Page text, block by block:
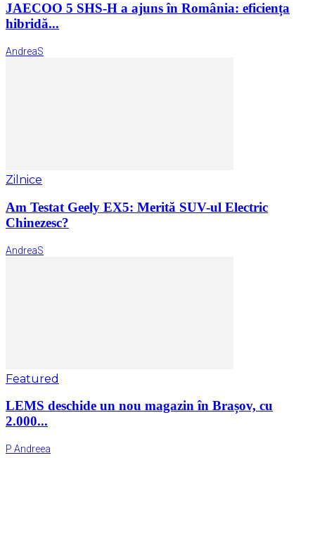
JAECOO 5 SHS-H a ajuns în România: eficiența
hibridă...
AndreaS
Zilnice
Am Testat Geely EX5: Merită SUV-ul Electric
Chinezesc?
AndreaS
Featured
LEMS deschide un nou magazin în Brașov, cu
2.000...
P Andreea